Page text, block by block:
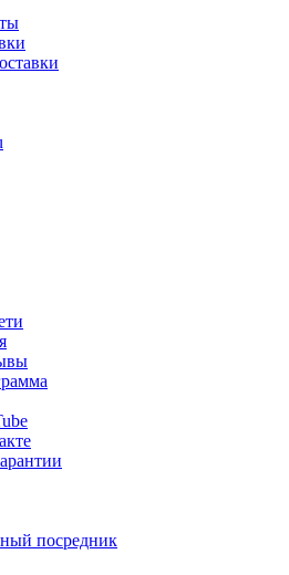
посредник